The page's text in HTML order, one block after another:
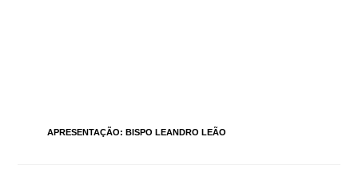
:APRESENTAÇÃO: BISPO LEANDRO LEÃO